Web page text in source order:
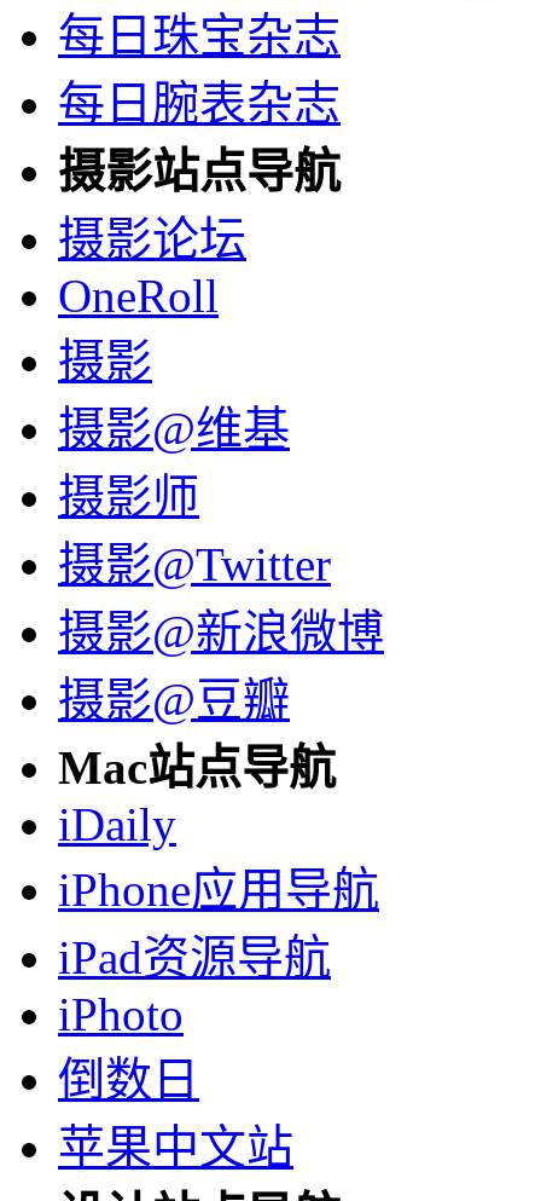
每日珠宝杂志
每日腕表杂志
摄影站点导航
摄影论坛
OneRoll
摄影
摄影@维基
摄影师
摄影@Twitter
摄影@新浪微博
摄影@豆瓣
Mac站点导航
iDaily
iPhone应用导航
iPad资源导航
iPhoto
倒数日
苹果中文站